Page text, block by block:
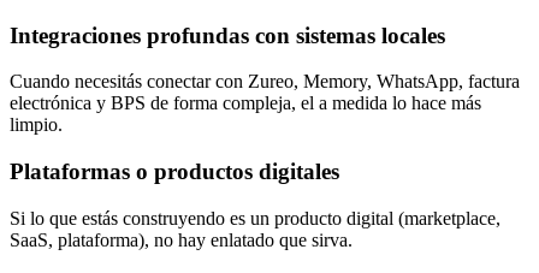
Integraciones profundas con sistemas locales
Cuando necesitás conectar con Zureo, Memory, WhatsApp, factura
electrónica y BPS de forma compleja, el a medida lo hace más
limpio.
Plataformas o productos digitales
Si lo que estás construyendo es un producto digital (marketplace,
SaaS, plataforma), no hay enlatado que sirva.